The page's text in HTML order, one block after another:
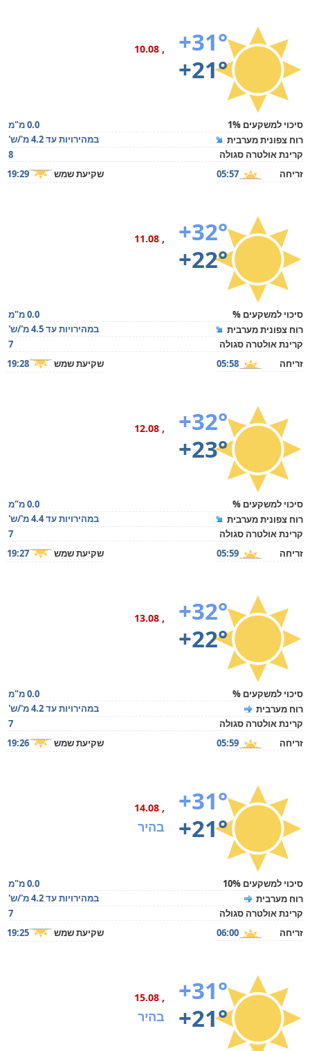
+31°
+21°
, 10.08
סיכוי למשקעים 1%
0.0 מ"מ
רוח צפונית מערבית
במהירויות עד 4.2 מ'/ש'
קרינת אולטרה סגולה
8
זריחה
05:57 שקיעת שמש 19:29
+32°
+22°
, 11.08
סיכוי למשקעים %
0.0 מ"מ
רוח צפונית מערבית
במהירויות עד 4.5 מ'/ש'
קרינת אולטרה סגולה
7
זריחה
05:58 שקיעת שמש 19:28
+32°
+23°
, 12.08
סיכוי למשקעים %
0.0 מ"מ
רוח צפונית מערבית
במהירויות עד 4.4 מ'/ש'
קרינת אולטרה סגולה
7
זריחה
05:59 שקיעת שמש 19:27
+32°
+22°
, 13.08
סיכוי למשקעים %
0.0 מ"מ
רוח מערבית
במהירויות עד 4.2 מ'/ש'
קרינת אולטרה סגולה
7
זריחה
05:59 שקיעת שמש 19:26
+31°
+21°
, 14.08
בהיר
סיכוי למשקעים 10%
0.0 מ"מ
רוח מערבית
במהירויות עד 4.2 מ'/ש'
קרינת אולטרה סגולה
7
זריחה
06:00 שקיעת שמש 19:25
+31°
+21°
, 15.08
בהיר